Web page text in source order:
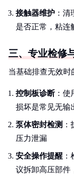
接触器维护 ：
是否正常，粘连
三、专业检修
当基础排查无效时
控制板诊断：使
损坏是常见无输
泵体密封检测
压力泄漏
安全操作提醒
议拆卸高压部件